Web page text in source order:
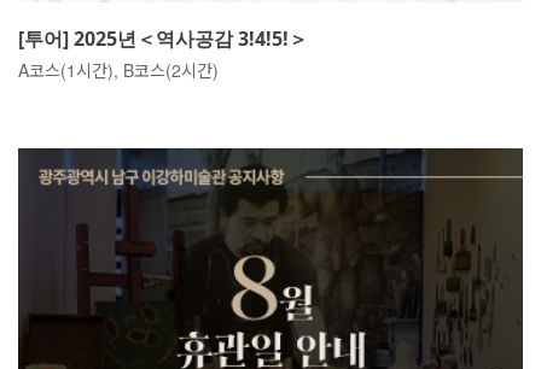
[투어] 2025년＜역사공감 3!4!5!＞
A코스(1시간), B코스(2시간)